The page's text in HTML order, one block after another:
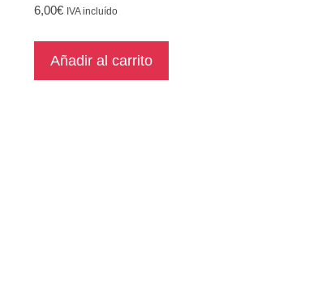
6,00€ IVA incluído
Añadir al carrito